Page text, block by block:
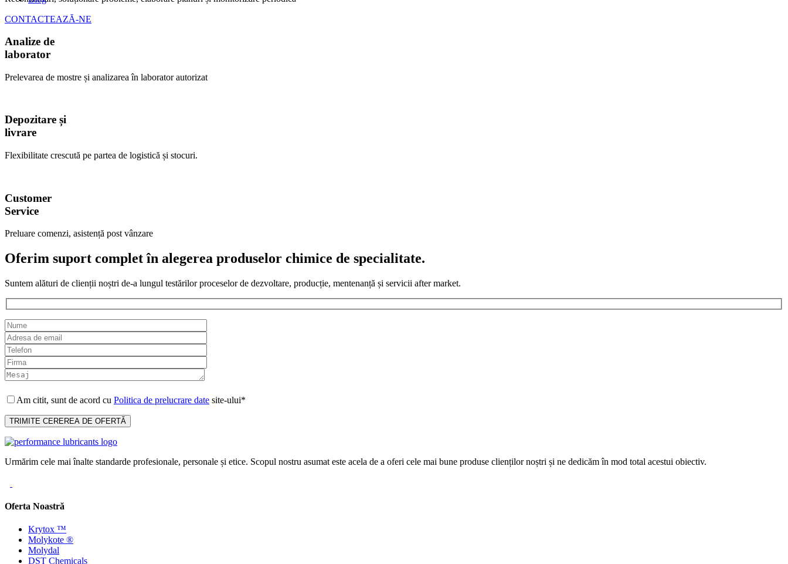
CONTACTEAZĂ-NE
Analize de
laborator
Prelevarea de mostre și analizarea în laborator autorizat
Depozitare și
livrare
Flexibilitate crescută pe partea de logistică și stocuri.
Customer
Service
Preluare comenzi, asistență post vânzare
Oferim suport complet în alegerea produselor chimice de specialitate.
Suntem alături de clienții noștri de-a lungul testărilor proceselor de dezvoltare, producție, mentenanță și servicii after market.
Am citit, sunt de acord cu Politica de prelucrare date site-ului*
Urmărim cele mai înalte standarde profesionale, personale și etice. Scopul nostru asumat este acela de a oferi cele mai bune produse clienților noștri și ne dedicăm în mod total acestui obiectiv.
Oferta Noastră
Krytox ™
Molykote ®
Molydal
DST Chemicals